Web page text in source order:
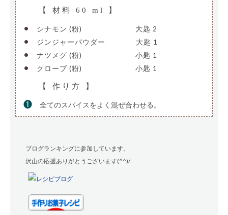
【 材料 60 ml 】
• シナモン (粉) 大匙 2
• ジンジャーパウダー 大匙 1
• ナツメグ (粉) 小匙 1
• クローブ (粉) 小匙 1
【 作り方 】
❶ 全てのスパイスをよく混ぜ合わせる。
ブログランキングに参加しています。
沢山の応援ありがとうございます(^^)/